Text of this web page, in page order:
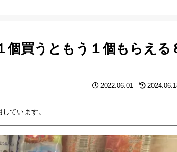
個買うともう１個もらえる
2022.06.01
ています。